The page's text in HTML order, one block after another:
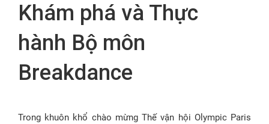
Khám phá và Thực
hành Bộ môn
Breakdance
Trong khuôn khổ chào mừng Thế vận hội Olympic Paris